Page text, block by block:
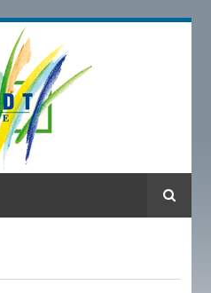
Suche